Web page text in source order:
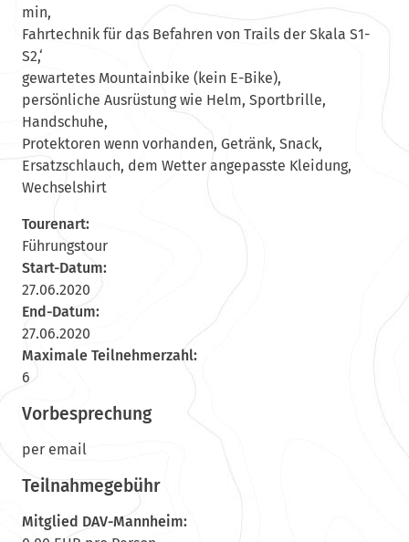
min,
Fahrtechnik für das Befahren von Trails der Skala S1-
S2,‘
gewartetes Mountainbike (kein E-Bike),
persönliche Ausrüstung wie Helm, Sportbrille,
Handschuhe,
Protektoren wenn vorhanden, Getränk, Snack,
Ersatzschlauch, dem Wetter angepasste Kleidung,
Wechselshirt
Tourenart:
Führungstour
Start-Datum:
27.06.2020
End-Datum:
27.06.2020
Maximale Teilnehmerzahl:
6
Vorbesprechung
per email
Teilnahmegebühr
Mitglied DAV-Mannheim: